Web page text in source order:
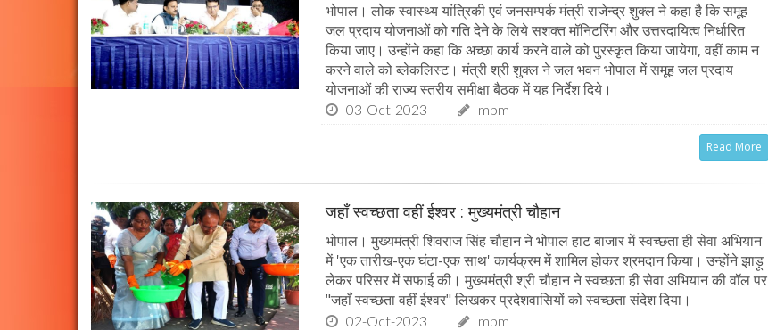
भोपाल। लोक स्वास्थ्य यांत्रिकी एवं जनसम्पर्क मंत्री राजेन्द्र शुक्ल ने कहा है कि समूह
जल प्रदाय योजनाओं को गति देने के लिये सशक्त मॉनिटरिंग और उत्तरदायित्व निर्धारित
किया जाए। उन्होंने कहा कि अच्छा कार्य करने वाले को पुरस्कृत किया जायेगा, वहीं काम न
करने वाले को ब्लेकलिस्ट। मंत्री श्री शुक्ल ने जल भवन भोपाल में समूह जल प्रदाय
योजनाओं की राज्य स्तरीय समीक्षा बैठक में यह निर्देश दिये।
03-Oct-2023 mpm
Read More
जहाँ स्वच्छता वहीं ईश्वर : मुख्यमंत्री चौहान
भोपाल। मुख्यमंत्री शिवराज सिंह चौहान ने भोपाल हाट बाजार में स्वच्छता ही सेवा अभियान
में 'एक तारीख-एक घंटा-एक साथ' कार्यक्रम में शामिल होकर श्रमदान किया। उन्होंने झाड़ू
लेकर परिसर में सफाई की। मुख्यमंत्री श्री चौहान ने स्वच्छता ही सेवा अभियान की वॉल पर
"जहाँ स्वच्छता वहीं ईश्वर" लिखकर प्रदेशवासियों को स्वच्छता संदेश दिया।
02-Oct-2023 mpm
Hanuman Jayanti 2023 : हनुमान जयंती पर राशि के